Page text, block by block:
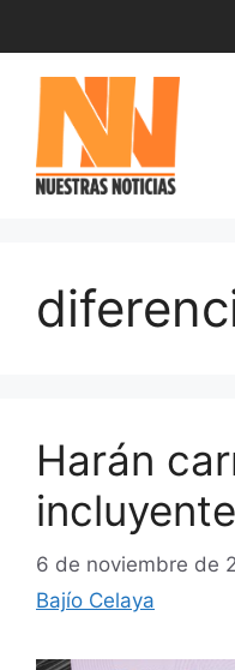
contenido
Harán
incluyente
6 de noviembre de
Bajío Celaya